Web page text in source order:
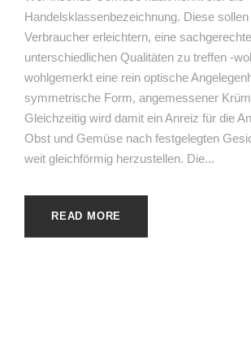
Handelsklassenbezeichnung. Diese sollen
Verbraucher erleichtern, eine
unterschiedlichen Qualitäten zu treffen -
wohlgemerkt eine rein optische
symmetrische Form, angemessener
Gleichzeitig wird damit ein Anreiz für die
Obst und Gemüse nach festgelegten
weit gleichförmig herzustellen. Die...
READ MORE